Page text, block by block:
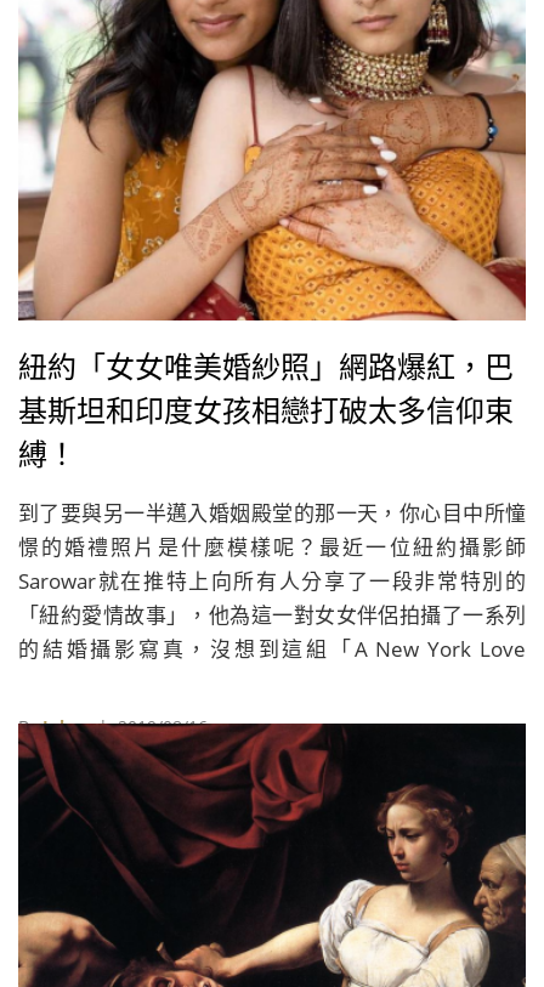
紐約「女女唯美婚紗照」網路爆紅，巴
基斯坦和印度女孩相戀打破太多信仰束
縛！
到了要與另一半邁入婚姻殿堂的那一天，你心目中所憧
憬的婚禮照片是什麼模樣呢？最近一位紐約攝影師
Sarowar就在推特上向所有人分享了一段非常特別的
「紐約愛情故事」，他為這一對女女伴侶拍攝了一系列
的結婚攝影寫真，沒想到這組「A New York Love
導。
ByJuksy| 2019/08/16